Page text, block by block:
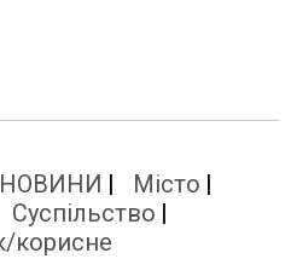
Місто
Суспільство
корисне